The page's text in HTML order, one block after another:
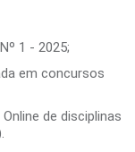
1 - 2025;
em concursos
de disciplinas